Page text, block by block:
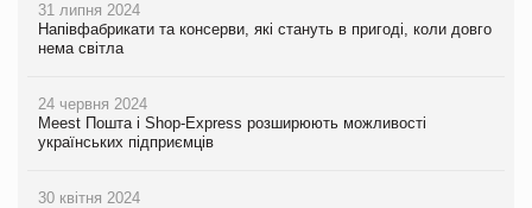
31 липня 2024
Напівфабрикати та консерви, які стануть в пригоді, коли довго
нема світла
24 червня 2024
Meest Пошта і Shop-Express розширюють можливості
українських підприємців
30 квітня 2024